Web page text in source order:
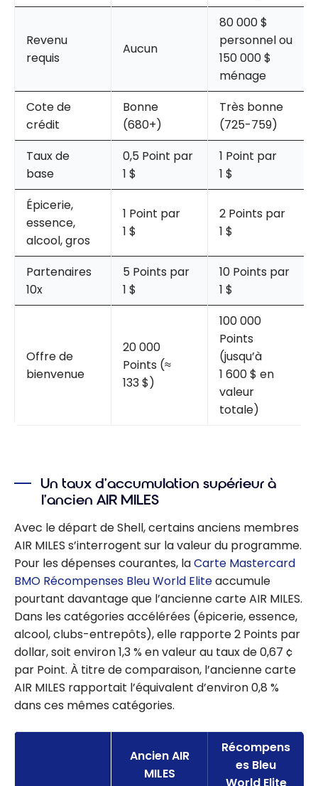
Revenu
requis
Aucun
80 000 $
personnel ou
150 000 $
ménage
Cote de
crédit
Bonne
(680+)
Très bonne
(725-759)
Taux de
base
0,5 Point par
1 $
1 Point par
1 $
Épicerie,
essence,
alcool, gros
1 Point par
1 $
2 Points par
1 $
Partenaires
10x
5 Points par
1 $
10 Points par
1 $
Offre de
bienvenue
20 000
Points (≈
133 $)
100 000
Points
(jusqu’à
1 600 $ en
valeur
totale)
Un taux d’accumulation supérieur à
l’ancien AIR MILES
Avec le départ de Shell, certains anciens membres
AIR MILES s’interrogent sur la valeur du programme.
Pour les dépenses courantes, laCarte Mastercard
BMO Récompenses Bleu World Eliteaccumule
pourtant davantage que l’ancienne carte AIR MILES.
Dans les catégories accélérées (épicerie, essence,
alcool, clubs-entrepôts), elle rapporte 2 Points par
dollar, soit environ 1,3 % en valeur au taux de 0,67 ¢
par Point. À titre de comparaison, l’ancienne carte
AIR MILES rapportait l’équivalent d’environ 0,8 %
dans ces mêmes catégories.
Ancien AIR
MILES
Récompens
es Bleu
World Elite